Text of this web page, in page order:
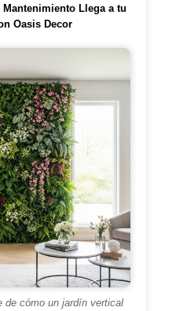
Llega a tu
Oasis Decor
de cómo un jardín vertical